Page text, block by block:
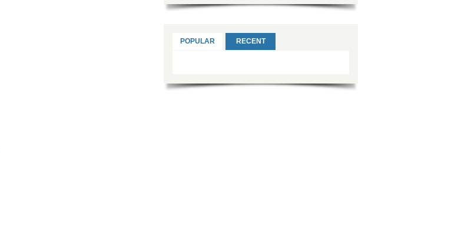
POPULAR RECENT